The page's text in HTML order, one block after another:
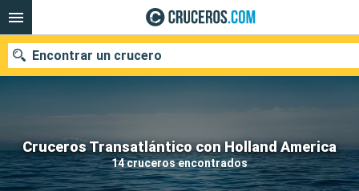
Cruceros Transatlántico con Holland America
14 cruceros encontrados
Encontrar un crucero
Nuestros destinos
Fecha de salida